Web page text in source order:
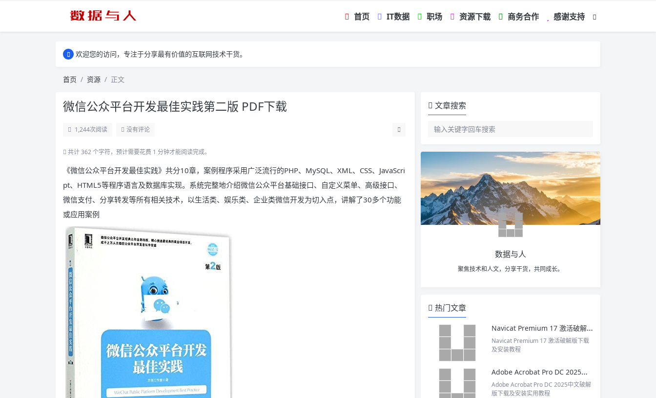
首页 IT数据 职场 资源下载 商务合作 感谢支持
欢迎您的访问，专注于分享最有价值的互联网技术干货。
首页 资源 正文
微信公众平台开发最佳实践第二版 PDF下载
1,244次阅读 没有评论
共计 362 个字符，预计需要花费 1 分钟才能阅读完成。
《微信公众平台开发最佳实践》共分10章，案例程序采用广泛流行的PHP、MySQL、XML、CSS、JavaScri
pt、HTML5等程序语言及数据库实现。系统完整地介绍微信公众平台基础接口、自定义菜单、高级接口、
微信支付、分享转发等所有相关技术，以生活类、娱乐类、企业类微信开发为切入点，讲解了30多个功能
或应用案例
文章搜索
数据与人
聚焦技术和人文，分享干货，共同成长。
热门文章
Navicat Premium 17 激活破解版下载及安装教程
Navicat Premium 17 激活破解版下载
及安装教程
Adobe Acrobat Pro DC 2025中文破解版下载及安装实用教程
Adobe Acrobat Pro DC 2025中文破解
版下载及安装实用教程